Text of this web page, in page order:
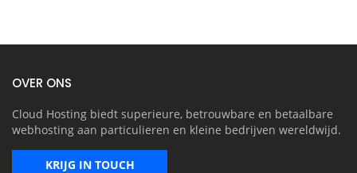
OVER ONS
Cloud Hosting biedt superieure, betrouwbare en betaalbare
webhosting aan particulieren en kleine bedrijven wereldwijd.
KRIJG IN TOUCH